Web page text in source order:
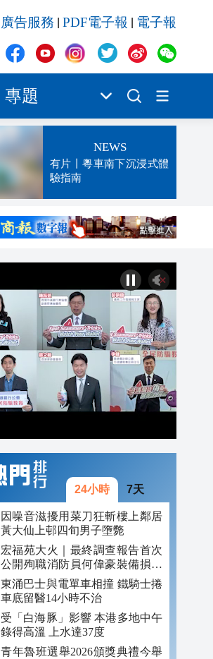
廣告服務 PDF電子報 電子報
專題
NEWS
有片丨粵車南下沉浸式體
驗指南
24小時 7天
因噪音滋擾用菜刀狂斬樓上鄰居
黃大仙上邨四旬男子墮斃
宏福苑大火｜最終調查報告首次
公開殉職消防員何偉豪裝備損毀
照片
東涌巴士與電單車相撞 鐵騎士捲
車底留醫14小時不治
受「白海豚」影響 本港多地中午
錄得高溫 上水達37度
青年魯班選舉2026頒獎典禮今舉